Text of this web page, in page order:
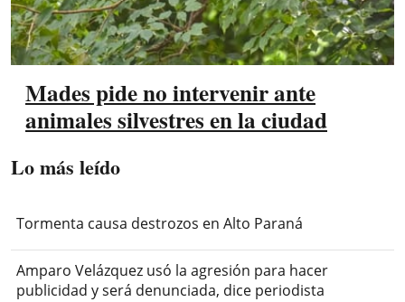
Mades pide no intervenir ante
animales silvestres en la ciudad
Lo más leído
Tormenta causa destrozos en Alto Paraná
Amparo Velázquez usó la agresión para hacer
publicidad y será denunciada, dice periodista